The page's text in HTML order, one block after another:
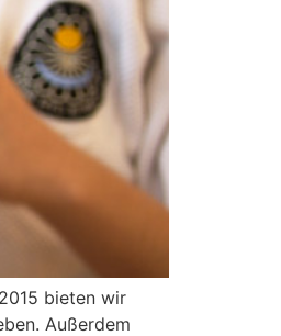
bieten wir
Außerdem